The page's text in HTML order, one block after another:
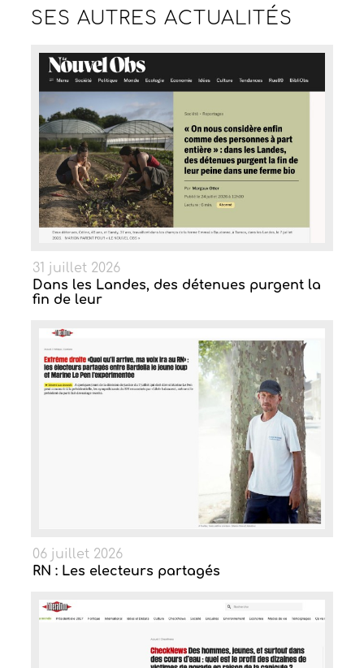
SES AUTRESACTUALITÉS
31 juillet 2026
Dans les Landes, des détenues purgent la
fin de leur
06 juillet 2026
RN : Les electeurs partagés